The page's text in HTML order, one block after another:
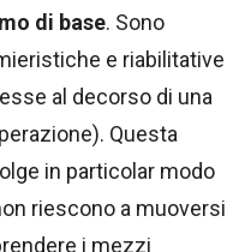
di base. Sono
e riabilitative
al decorso di una
Questa
in particolar modo
riescono a muoversi
i mezzi